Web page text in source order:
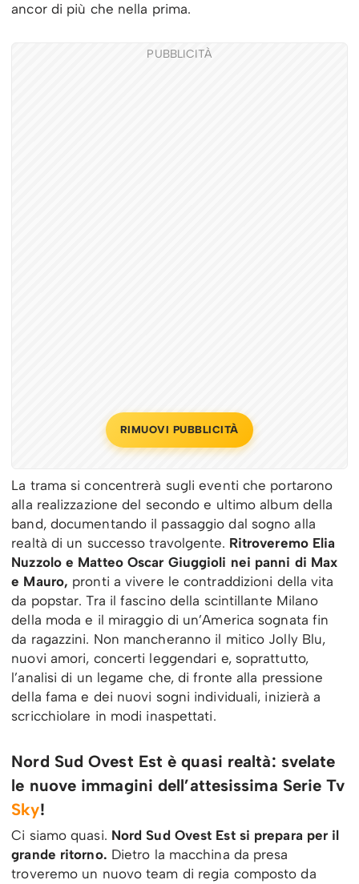
ancor di più che nella prima.
PUBBLICITÀ
RIMUOVI PUBBLICITÀ
La trama si concentrerà sugli eventi che portarono
alla realizzazione del secondo e ultimo album della
band, documentando il passaggio dal sogno alla
realtà di un successo travolgente. Ritroveremo Elia
Nuzzolo e Matteo Oscar Giuggioli nei panni di Max
e Mauro, pronti a vivere le contraddizioni della vita
da popstar. Tra il fascino della scintillante Milano
della moda e il miraggio di un’America sognata fin
da ragazzini. Non mancheranno il mitico Jolly Blu,
nuovi amori, concerti leggendari e, soprattutto,
l’analisi di un legame che, di fronte alla pressione
della fama e dei nuovi sogni individuali, inizierà a
scricchiolare in modi inaspettati.
Nord Sud Ovest Est è quasi realtà: svelate
le nuove immagini dell’attesissima Serie Tv
Sky!
Ci siamo quasi. Nord Sud Ovest Est si prepara per il
grande ritorno. Dietro la macchina da presa
troveremo un nuovo team di regia composto da